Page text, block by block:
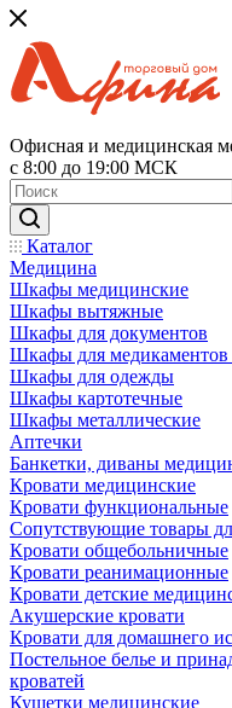
Офисная и медицинская
с 8:00 до 19:00 МСК
Каталог
Медицина
Шкафы медицинские
Шкафы вытяжные
Шкафы для документов
Шкафы для медикаментов
Шкафы для одежды
Шкафы картотечные
Шкафы металлические
Аптечки
Банкетки, диваны
Кровати медицинские
Кровати функциональные
Сопутствующие товары
Кровати общебольничные
Кровати реанимационные
Кровати детские
Акушерские кровати
Кровати для домашнего
Постельное белье и
кроватей
Кушетки медицинские